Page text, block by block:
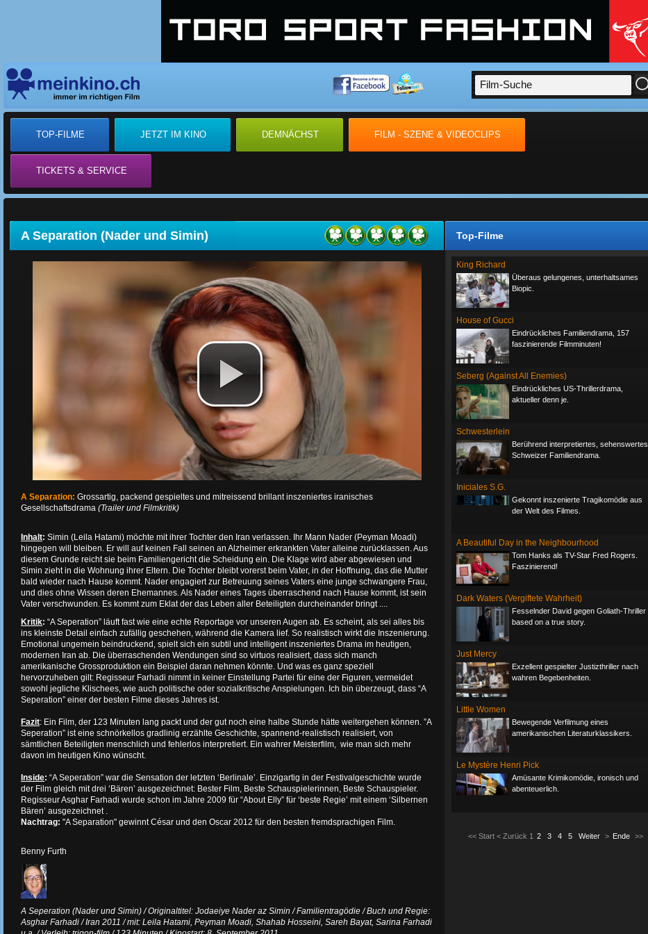
TOP-FILME JETZT IM KINO DEMNÄCHST FILM - SZENE & VIDEOCLIPS
TICKETS & SERVICE
Top-Filme
King Richard
Überaus gelungenes, unterhaltsames
Biopic.
House of Gucci
Eindrückliches Familiendrama, 157
faszinierende Filmminuten!
Seberg (Against All Enemies)
Eindrückliches US-Thrillerdrama,
aktueller denn je.
Schwesterlein
Berührend interpretiertes, sehenswertes
Schweizer Familiendrama.
Iniciales S.G.
Gekonnt inszenierte Tragikomödie aus
der Welt des Filmes.
A Beautiful Day in the Neighbourhood
Tom Hanks als TV-Star Fred Rogers.
Faszinierend!
Dark Waters (Vergiftete Wahrheit)
Fesselnder David gegen Goliath-Thriller
based on a true story.
Just Mercy
Exzellent gespielter Justizthriller nach
wahren Begebenheiten.
Little Women
Bewegende Verfilmung eines
amerikanischen Literaturklassikers.
Le Mystère Henri Pick
Amüsante Krimikomödie, ironisch und
abenteuerlich.
<< Start < Zurück 1 2 3 4 5 Weiter > Ende >>
A Separation (Nader und Simin)
A Separation: Grossartig, packend gespieltes und mitreissend brillant inszeniertes iranisches
Gesellschaftsdrama (Trailer und Filmkritik)
Inhalt: Simin (Leila Hatami) möchte mit ihrer Tochter den Iran verlassen. Ihr Mann Nader (Peyman Moadi)
hingegen will bleiben. Er will auf keinen Fall seinen an Alzheimer erkrankten Vater alleine zurücklassen. Aus
diesem Grunde reicht sie beim Familiengericht die Scheidung ein. Die Klage wird aber abgewiesen und
Simin zieht in die Wohnung ihrer Eltern. Die Tochter bleibt vorerst beim Vater, in der Hoffnung, das die Mutter
bald wieder nach Hause kommt. Nader engagiert zur Betreuung seines Vaters eine junge schwangere Frau,
und dies ohne Wissen deren Ehemannes. Als Nader eines Tages überraschend nach Hause kommt, ist sein
Vater verschwunden. Es kommt zum Eklat der das Leben aller Beteiligten durcheinander bringt ....
Kritik: “A Seperation” läuft fast wie eine echte Reportage vor unseren Augen ab. Es scheint, als sei alles bis
ins kleinste Detail einfach zufällig geschehen, während die Kamera lief. So realistisch wirkt die Inszenierung.
Emotional ungemein beindruckend, spielt sich ein subtil und intelligent inszeniertes Drama im heutigen,
modernen Iran ab. Die überraschenden Wendungen sind so virtuos realisiert, dass sich manch
amerikanische Grossproduktion ein Beispiel daran nehmen könnte. Und was es ganz speziell
hervorzuheben gilt: Regisseur Farhadi nimmt in keiner Einstellung Partei für eine der Figuren, vermeidet
sowohl jegliche Klischees, wie auch politische oder sozialkritische Anspielungen. Ich bin überzeugt, dass “A
Seperation” einer der besten Filme dieses Jahres ist.
Fazit: Ein Film, der 123 Minuten lang packt und der gut noch eine halbe Stunde hätte weitergehen können. ”A
Seperation” ist eine schnörkellos gradlinig erzählte Geschichte, spannend-realistisch realisiert, von
sämtlichen Beteiligten menschlich und fehlerlos interpretiert. Ein wahrer Meisterfilm, wie man sich mehr
davon im heutigen Kino wünscht.
Inside: “A Seperation” war die Sensation der letzten ‘Berlinale’. Einzigartig in der Festivalgeschichte wurde
der Film gleich mit drei ‘Bären’ ausgezeichnet: Bester Film, Beste Schauspielerinnen, Beste Schauspieler.
Regisseur Asghar Farhadi wurde schon im Jahre 2009 für “About Elly” für ‘beste Regie’ mit einem ‘Silbernen
Bären’ ausgezeichnet .
Nachtrag: "A Separation" gewinnt César und den Oscar 2012 für den besten fremdsprachigen Film.
Benny Furth
A Seperation (Nader und Simin) / Originaltitel: Jodaeiye Nader az Simin / Familientragödie / Buch und Regie:
Asghar Farhadi / Iran 2011 / mit: Leila Hatami, Peyman Moadi, Shahab Hosseini, Sareh Bayat, Sarina Farhadi